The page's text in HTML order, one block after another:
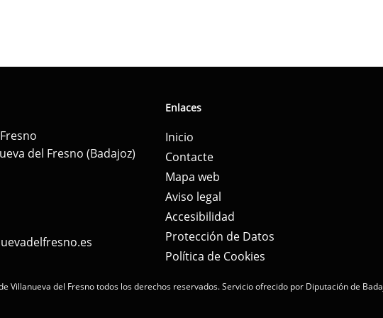
del Fresno (Badajoz)
Enlaces
Inicio
Contacte
Mapa web
Aviso legal
Accesibilidad
Protección de Datos
Política de Cookies
Villanueva del Fresno todos los derechos reservados.Servicio ofrecido por Diputación de